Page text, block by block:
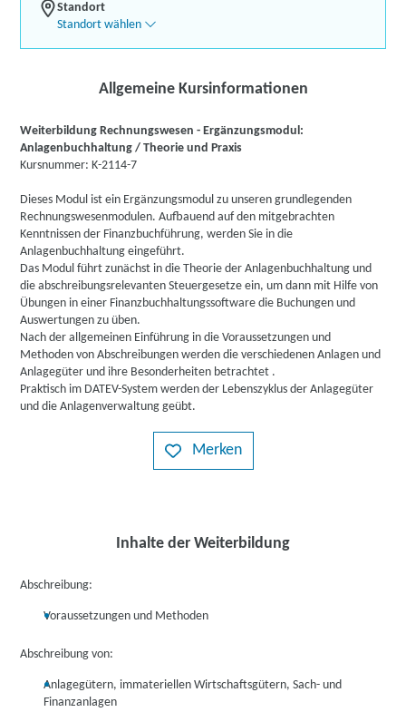
Standort
Standort wählen
Allgemeine Kursinformationen
Weiterbildung Rechnungswesen - Ergänzungsmodul:
Anlagenbuchhaltung / Theorie und Praxis
Kursnummer: K-2114-7
Dieses Modul ist ein Ergänzungsmodul zu unseren grundlegenden
Rechnungswesenmodulen. Aufbauend auf den mitgebrachten
Kenntnissen der Finanzbuchführung, werden Sie in die
Anlagenbuchhaltung eingeführt.
Das Modul führt zunächst in die Theorie der Anlagenbuchhaltung und
die abschreibungsrelevanten Steuergesetze ein, um dann mit Hilfe von
Übungen in einer Finanzbuchhaltungssoftware die Buchungen und
Auswertungen zu üben.
Nach der allgemeinen Einführung in die Voraussetzungen und
Methoden von Abschreibungen werden die verschiedenen Anlagen und
Anlagegüter und ihre Besonderheiten betrachtet .
Praktisch im DATEV-System werden der Lebenszyklus der Anlagegüter
und die Anlagenverwaltung geübt.
Merken
Inhalte der Weiterbildung
Abschreibung:
Voraussetzungen und Methoden
Abschreibung von:
Anlagegütern, immateriellen Wirtschaftsgütern, Sach- und
Finanzanlagen